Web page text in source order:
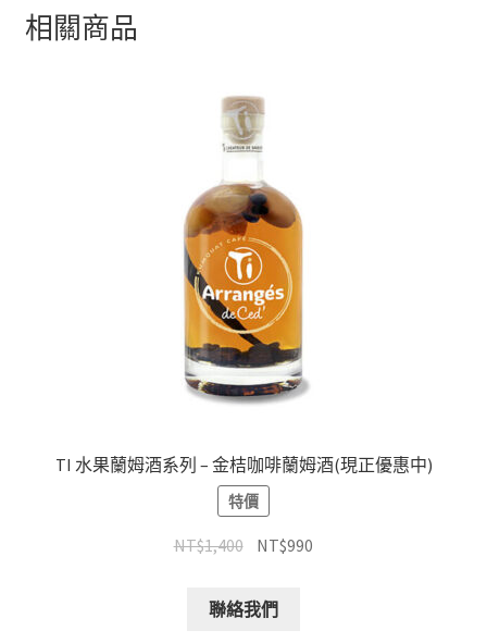
相關商品
TI 水果蘭姆酒系列 – 金桔咖啡蘭姆酒(現正優惠中)
特價
NT$1,400 NT$990
聯絡我們